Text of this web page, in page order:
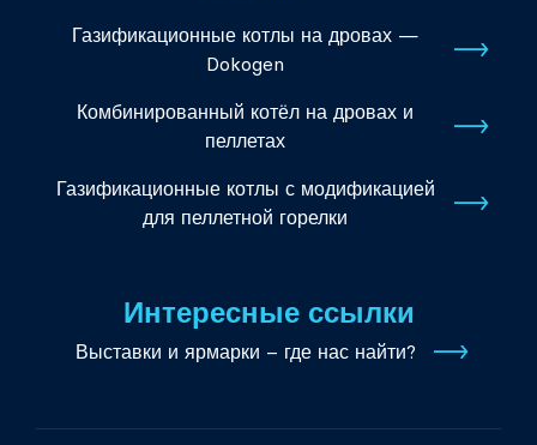
Газификационные котлы на дровах —
Dokogen
Комбинированный котёл на дровах и
пеллетах
Газификационные котлы с модификацией
для пеллетной горелки
Интересные ссылки
Выставки и ярмарки – где нас найти?